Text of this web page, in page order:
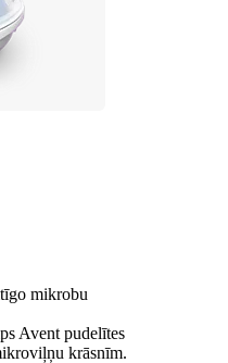
mikrobu
Avent pudelītes
krāsnīm.